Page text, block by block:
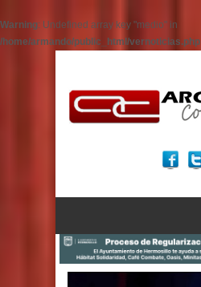
Warning: Undefined array key "medio" in
/home/armando/public_html/vernoticias.php